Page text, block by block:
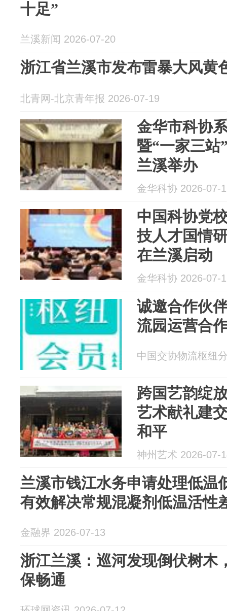
十足”
兰溪新闻 2026-07-20
浙江省兰溪市发布雷暴大风黄
北青网-北京青年报 2026-07-19
金华市科协
暨“一家三站
兰溪举办
金华科协 2026-07-
中国科协党
技人才国情
在兰溪启动
金华科协 2026-07-
诚邀合作伙
流园运营合
中国交协物流枢纽
跨国艺韵绽
艺术献礼建
和平
神州艺术 2026-07-
兰溪市钱江水务申请处理低温
有效解决常规混凝剂低温活性
金融界 2026-07-13
浙江兰溪：巡河发现倒伏树木
保畅通